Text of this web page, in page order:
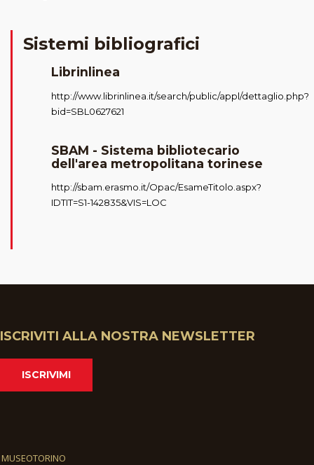
Sistemi bibliografici
Librinlinea
http://www.librinlinea.it/search/public/appl/dettaglio.php?
bid=SBL0627621
SBAM - Sistema bibliotecario
dell'area metropolitana torinese
http://sbam.erasmo.it/Opac/EsameTitolo.aspx?
IDTIT=S1-142835&VIS=LOC
ISCRIVITI ALLA NOSTRA NEWSLETTER
ISCRIVIMI
MUSEOTORINO